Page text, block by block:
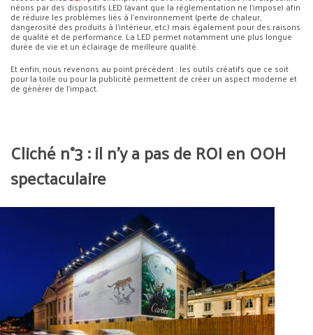
néons par des dispositifs LED (avant que la réglementation ne l’impose) afin
de réduire les problèmes liés à l’environnement (perte de chaleur,
dangerosité des produits à l’intérieur, etc.) mais également pour des raisons
de qualité et de performance. La LED permet notamment une plus longue
durée de vie et un éclairage de meilleure qualité.
Et enfin, nous revenons au point précédent : les outils créatifs que ce soit
pour la toile ou pour la publicité permettent de créer un aspect moderne et
de générer de l’impact.
Cliché n°3 : il n’y a pas de ROI en OOH
spectaculaire